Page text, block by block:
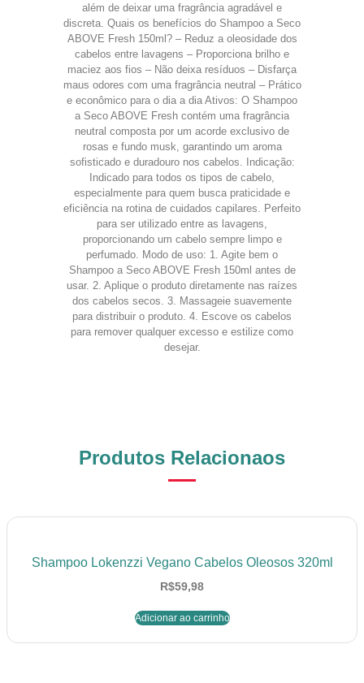
além de deixar uma fragrância agradável e
discreta. Quais os benefícios do Shampoo a Seco
ABOVE Fresh 150ml? – Reduz a oleosidade dos
cabelos entre lavagens – Proporciona brilho e
maciez aos fios – Não deixa resíduos – Disfarça
maus odores com uma fragrância neutral – Prático
e econômico para o dia a dia Ativos: O Shampoo
a Seco ABOVE Fresh contém uma fragrância
neutral composta por um acorde exclusivo de
rosas e fundo musk, garantindo um aroma
sofisticado e duradouro nos cabelos. Indicação:
Indicado para todos os tipos de cabelo,
especialmente para quem busca praticidade e
eficiência na rotina de cuidados capilares. Perfeito
para ser utilizado entre as lavagens,
proporcionando um cabelo sempre limpo e
perfumado. Modo de uso: 1. Agite bem o
Shampoo a Seco ABOVE Fresh 150ml antes de
usar. 2. Aplique o produto diretamente nas raízes
dos cabelos secos. 3. Massageie suavemente
para distribuir o produto. 4. Escove os cabelos
para remover qualquer excesso e estilize como
desejar.
Produtos Relacionaos
Shampoo Lokenzzi Vegano Cabelos Oleosos 320ml
R$59,98
Adicionar ao carrinho